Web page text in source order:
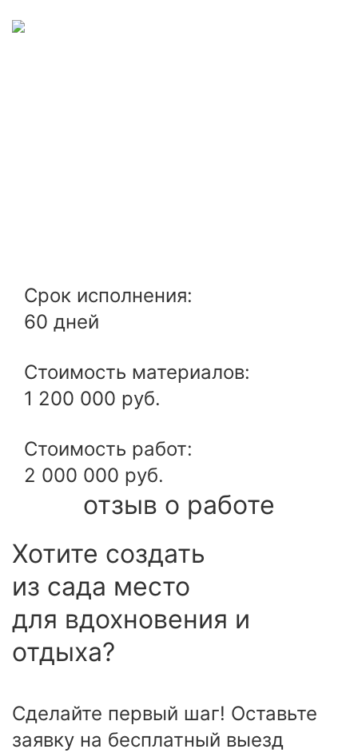
Срок исполнения:
60 дней
Стоимость материалов:
1 200 000 руб.
Стоимость работ:
2 000 000 руб.
отзыв о работе
Хотите создать
из сада место
для вдохновения и
отдыха?
Сделайте первый шаг! Оставьте
заявку на бесплатный выезд